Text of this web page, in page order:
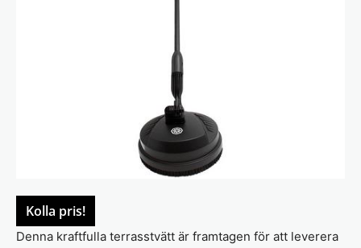
Kolla pris!
Denna kraftfulla terrasstvätt är framtagen för att leverera